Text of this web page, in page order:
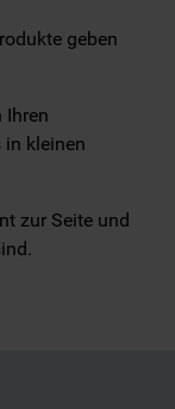
geben
Ihren
in kleinen
zur Seite und